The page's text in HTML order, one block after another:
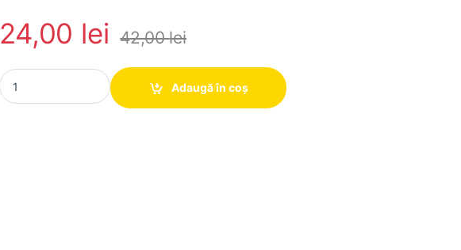
24,00 lei 42,00lei
DIY Lithium Battery Charger Board DC-DC Step Up Booster UPS Converter Charging
Adaugă în coș